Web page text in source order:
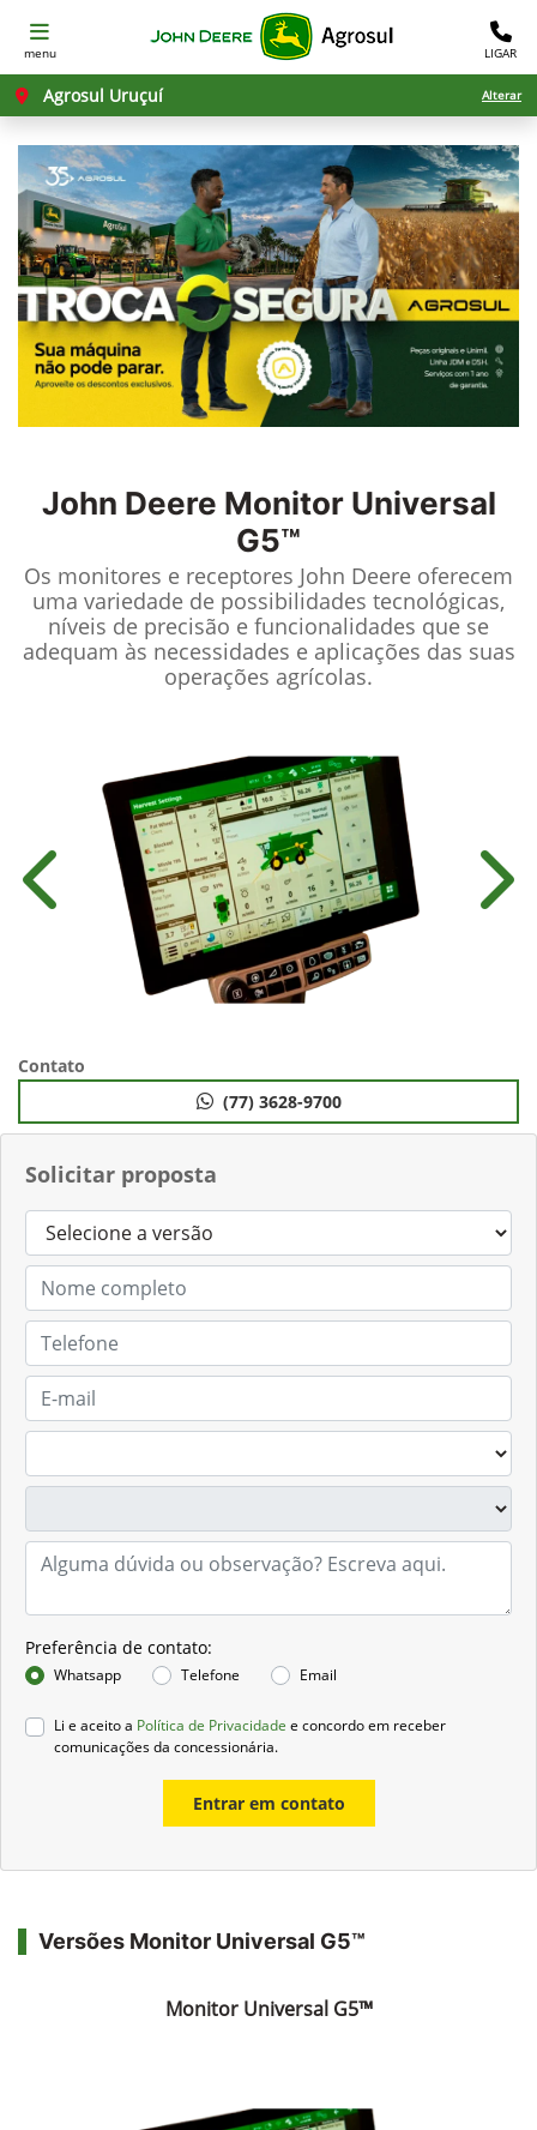
menu LIGAR
Agrosul Uruçuí Alterar
John Deere Monitor Universal
G5™
Os monitores e receptores John Deere oferecem
uma variedade de possibilidades tecnológicas,
níveis de precisão e funcionalidades que se
adequam às necessidades e aplicações das suas
operações agrícolas.
Solicitar proposta
Preferência de contato:
Whatsapp Telefone Email
Li e aceito a Política de Privacidade e concordo em receber
comunicações da concessionária.
Entrar em contato
Anterior
Contato
(77) 3628-9700
Versões Monitor Universal G5™
Monitor Universal G5™